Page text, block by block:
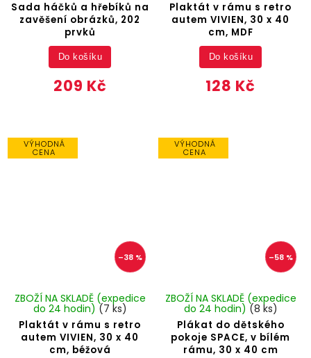
Sada háčků a hřebíků na
zavěšení obrázků, 202
prvků
209 Kč
Do košíku
Plaktát v rámu s retro
autem VIVIEN, 30 x 40
cm, MDF
128 Kč
Do košíku
VÝHODNÁ
CENA
–38 %
Plaktát v rámu s retro
autem VIVIEN, 30 x 40
cm, béžová
ZBOŽÍ NA SKLADĚ (expedice
do 24 hodin) (7 ks)
VÝHODNÁ
CENA
–58 %
Plákat do dětského
pokoje SPACE, v bílém
rámu, 30 x 40 cm
ZBOŽÍ NA SKLADĚ (expedice
do 24 hodin) (8 ks)